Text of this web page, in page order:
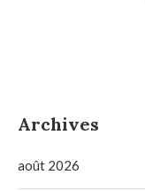
Archives
août 2026